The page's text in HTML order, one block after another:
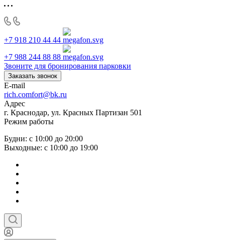
+7 918 210 44 44
+7 988 244 88 88
Звоните для бронирования парковки
Заказать звонок
E-mail
rich.comfort@bk.ru
Адрес
г. Краснодар, ул. Красных Партизан 501
Режим работы
Будни: с 10:00 до 20:00
Выходные: с 10:00 до 19:00